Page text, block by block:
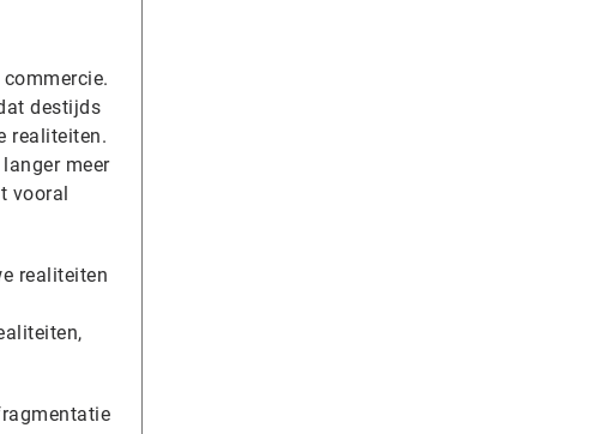
destijds
realiteiten.
meer
vooral
realiteiten